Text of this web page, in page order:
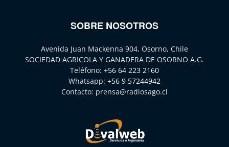
SOBRE NOSOTROS
Avenida Juan Mackenna 904, Osorno, Chile
SOCIEDAD AGRICOLA Y GANADERA DE OSORNO A.G.
Teléfono: +56 64 223 2160
Whatsapp: +56 9 57244942
Contacto: prensa@radiosago.cl